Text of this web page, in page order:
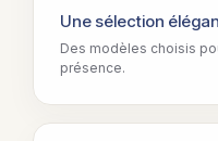
Une sélection
Des modèles choisis
présence.